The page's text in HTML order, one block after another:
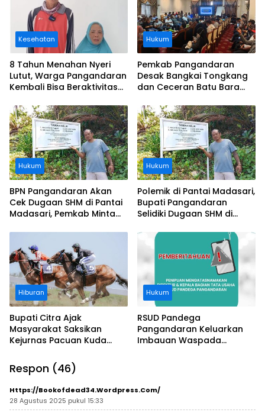
Kesehatan
8 Tahun Menahan Nyeri
Lutut, Warga Pangandaran
Kembali Bisa Beraktivitas
Ditanggung BPJS
Hukum
Pemkab Pangandaran
Desak Bangkai Tongkang
dan Ceceran Batu Bara
Buruknya Koordinasi
Perusahaan
Hukum
BPN Pangandaran Akan
Cek Dugaan SHM di Pantai
Madasari, Pemkab Minta
Hukum
Polemik di Pantai Madasari,
Bupati Pangandaran
Selidiki Dugaan SHM di
Pantai
Hiburan
Bupati Citra Ajak
Masyarakat Saksikan
Kejurnas Pacuan Kuda
Legokjawa
Hukum
RSUD Pandega
Pangandaran Keluarkan
Imbauan Waspada
Respon (46)
Https://bookofdead34.wordpress.com/
28 Agustus 2025 pukul 15:33